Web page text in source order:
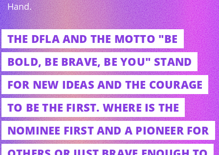
Hand.
THE DFLA AND THE MOTTO "BE
BOLD, BE BRAVE, BE YOU" STAND
FOR NEW IDEAS AND THE COURAGE
TO BE THE FIRST. WHERE IS THE
NOMINEE FIRST AND A PIONEER FOR